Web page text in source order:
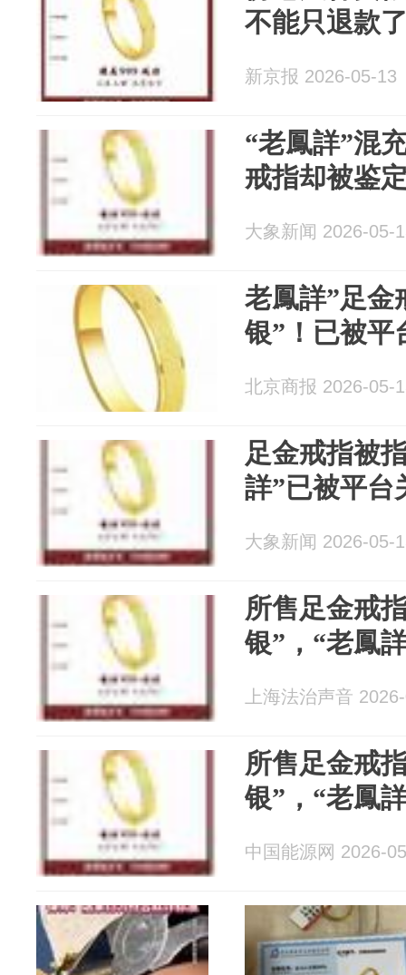
不能只退款
新京报 2026-05-13
“老鳳詳”混
戒指却被鉴
大象新闻 2026-05-
老鳳詳”足金
银”！已被
北京商报 2026-05-
足金戒指被
詳”已被平台
大象新闻 2026-05-
所售足金戒
银”，“老鳳
上海法治声音
所售足金戒
银”，“老鳳
中国能源网 2026-